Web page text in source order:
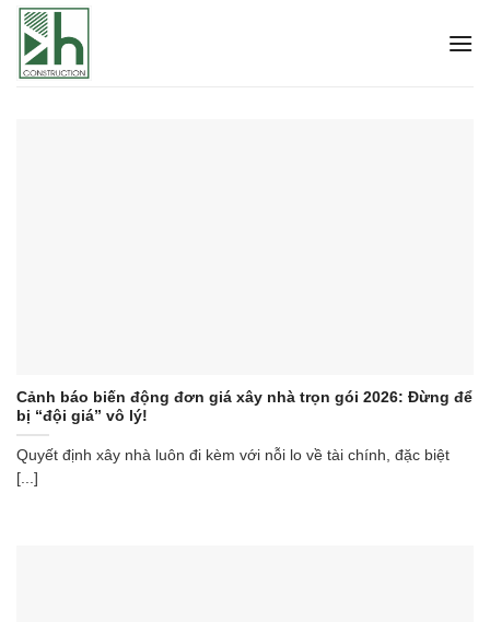
Bỏ
qua
Cảnh báo biến động đơn giá xây nhà trọn gói 2026: Đừng để
bị “đội giá” vô lý!
Quyết định xây nhà luôn đi kèm với nỗi lo về tài chính, đặc biệt
[...]